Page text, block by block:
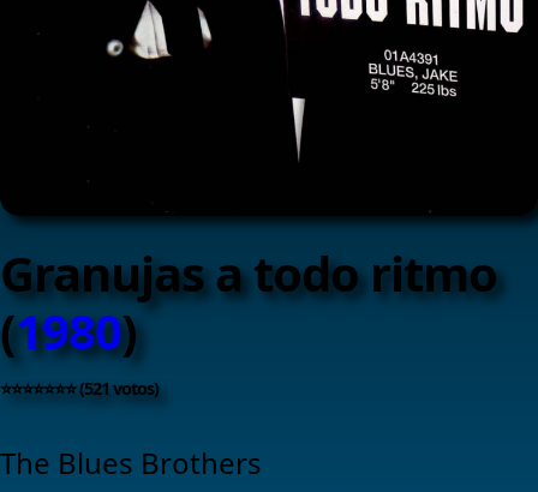
Granujas a todo ritmo
(1980)
⭐⭐⭐⭐⭐⭐⭐ (521 votos)
The Blues Brothers